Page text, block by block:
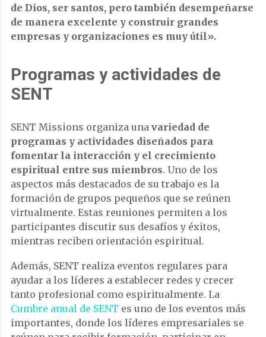
de Dios, ser santos, pero también desempeñarse
de manera excelente y construir grandes
empresas y organizaciones es muy útil».
Programas y actividades de
SENT
SENT Missions organiza una variedad de
programas y actividades diseñados para
fomentar la interacción y el crecimiento
espiritual entre sus miembros. Uno de los
aspectos más destacados de su trabajo es la
formación de grupos pequeños que se reúnen
virtualmente. Estas reuniones permiten a los
participantes discutir sus desafíos y éxitos,
mientras reciben orientación espiritual.
Además, SENT realiza eventos regulares para
ayudar a los líderes a establecer redes y crecer
tanto profesional como espiritualmente. La
Cumbre anual de SENT es uno de los eventos más
importantes, donde los líderes empresariales se